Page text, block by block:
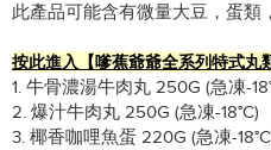
此產品可能含有微量大豆，蛋類
按此進入【嗲蕉爺爺全系列特式丸
1. 牛骨濃湯牛肉丸 250G (急凍-
2. 爆汁牛肉丸 250G (急凍-18°C)
3. 椰香咖哩魚蛋 220G (急凍-